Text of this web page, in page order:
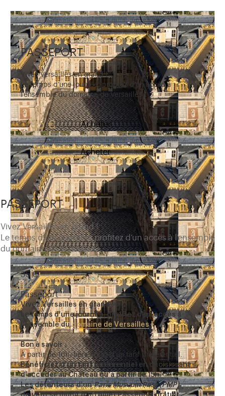
PASSEPORT
Vivez Versailles en grand !
Le temps d’une journée, profitez d’un accès à
l’ensemble du domaine de Versailles.
35 € Acheter
32 € Acheter
PASSEPORT
Vivez Versailles en grand !
Le temps d’une journée, profitez d’un accès à l’ensemble
du domaine de Versailles.
35 €
Lire la suite
Passeport
Vivez Versailles en grand !
Le temps d’une journée, profitez d’un accès à
l’ensemble dudomaine de Versailles.
Bon à savoir :
À partir de 16h, bénéficiez d’un tarif préférentiel.
Bénéficiez d’un tarif préférentiel en choisissant
d’accéder au Château qu’à partir de 15h.
Les détenteurs d'unParis Museum Pass (PMP)